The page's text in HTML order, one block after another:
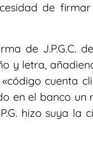
de
de J.P.G.C.
y letra,
cuenta
en el banco un
hizo suya